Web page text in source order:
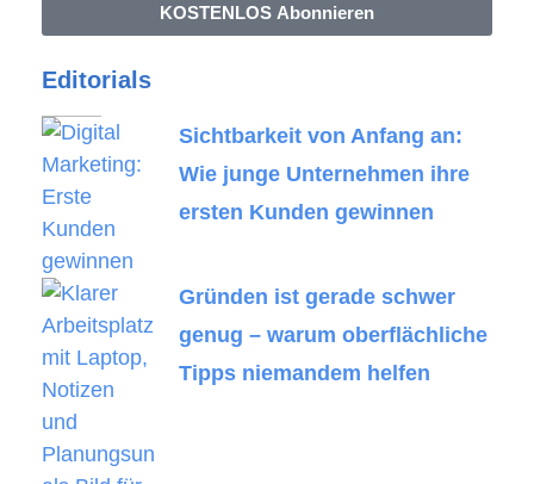
KOSTENLOS Abonnieren
Editorials
Sichtbarkeit von Anfang an:
Wie junge Unternehmen ihre
ersten Kunden gewinnen
Gründen ist gerade schwer
genug – warum oberflächliche
Tipps niemandem helfen